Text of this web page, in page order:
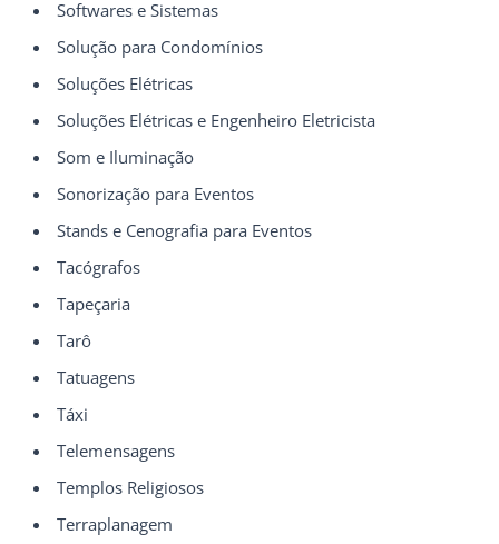
Softwares e Sistemas
Solução para Condomínios
Soluções Elétricas
Soluções Elétricas e Engenheiro Eletricista
Som e Iluminação
Sonorização para Eventos
Stands e Cenografia para Eventos
Tacógrafos
Tapeçaria
Tarô
Tatuagens
Táxi
Telemensagens
Templos Religiosos
Terraplanagem